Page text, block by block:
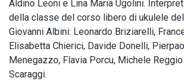
Aldino Leoni e Lina Maria Ugolini.
della classe del corso libero di ukulele
Giovanni Albini: Leonardo Briziarelli,
Elisabetta Chierici, Davide Donelli,
Menegazzo, Flavia Porcu, Michele
Scaraggi.